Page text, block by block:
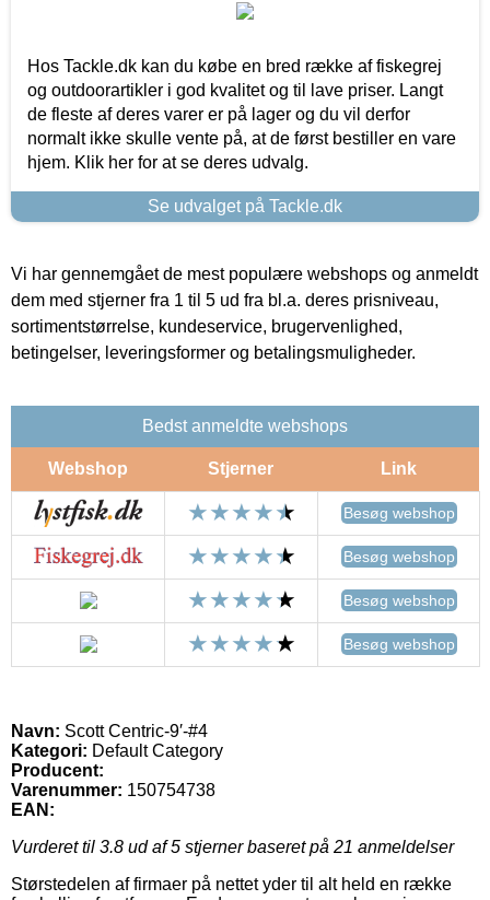
Hos Tackle.dk kan du købe en bred række af fiskegrej
og outdoorartikler i god kvalitet og til lave priser. Langt
de fleste af deres varer er på lager og du vil derfor
normalt ikke skulle vente på, at de først bestiller en vare
hjem. Klik her for at se deres udvalg.
Se udvalget på Tackle.dk
Vi har gennemgået de mest populære webshops og anmeldt
dem med stjerner fra 1 til 5 ud fra bl.a. deres prisniveau,
sortimentstørrelse, kundeservice, brugervenlighed,
betingelser, leveringsformer og betalingsmuligheder.
Bedst anmeldte webshops
Webshop Stjerner Link
Besøg webshop
Besøg webshop
Besøg webshop
Besøg webshop
Navn: Scott Centric-9′-#4
Kategori: Default Category
Producent:
Varenummer: 150754738
EAN:
Vurderet til 3.8 ud af 5 stjerner baseret på 21 anmeldelser
Størstedelen af firmaer på nettet yder til alt held en række